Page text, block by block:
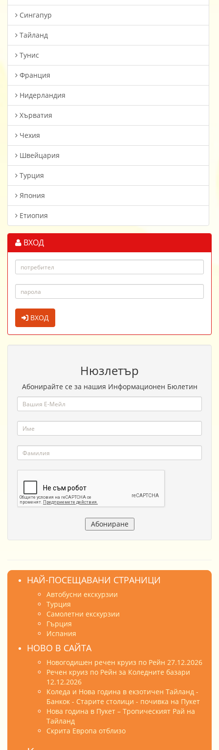
Сингапур
Тайланд
Тунис
Франция
Нидерландия
Хърватия
Чехия
Швейцария
Турция
Япония
Етиопия
ВХОД
ВХОД
Нюзлетър
Абонирайте се за нашия Информационен Бюлетин
НАЙ-ПОСЕЩАВАНИ СТРАНИЦИ
Автобусни екскурзии
Турция
Самолетни екскурзии
Гърция
Испания
НОВО В САЙТА
Новогодишен речен круиз по Рейн 27.12.2026
Речен круиз по Рейн за Коледните базари
12.12.2026
Коледа и Нова година в екзотичен Тайланд -
Банкок - Старите столици - почивка на Пукет
Нова година в Пукет – Тропическият Рай на
Тайланд
Скрита Европа отблизо